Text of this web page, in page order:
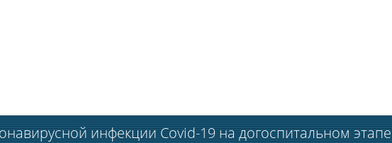
инфекции Сovid-19 на догоспитальном этапе